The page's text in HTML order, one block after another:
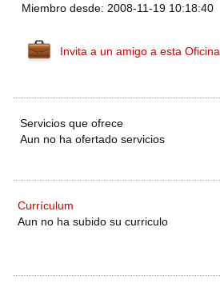
Miembro desde: 2008-11-19 10:18:40
Invita a un amigo a esta Oficina
Servicios que ofrece
Aun no ha ofertado servicios
Currículum
Aun no ha subido su curriculo